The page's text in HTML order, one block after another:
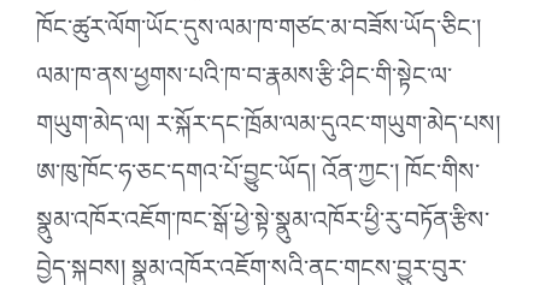
ཁོང་ཚུར་ལོག་ཡོང་དུས་ལམ་ཁ་གཙང་མ་བཟོས་ཡོད་ཅིང་།
ལམ་ཁ་ནས་ཕྱགས་པའི་ཁ་བ་རྣམས་རྩི་ཤིང་གི་སྟེང་ལ་
གཡུག་མེད་ལ། ར་སྐོར་དང་ཁྲོམ་ལམ་དུའང་གཡུག་མེད་པས།
ཨ་ཁུ་ཁོང་ཧ་ཅང་དགའ་པོ་བྱུང་ཡོད། འོན་ཀྱང་། ཁོང་གིས་
སྣུམ་འཁོར་འཇོག་ཁང་སྒོ་ཕྱེ་སྟེ་སྣུམ་འཁོར་ཕྱི་རུ་བཏོན་རྩིས་